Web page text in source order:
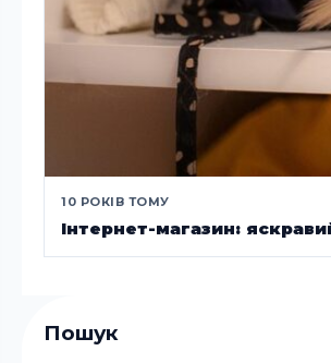
10 РОКІВ ТОМУ
Інтернет-магазин:
Пошук